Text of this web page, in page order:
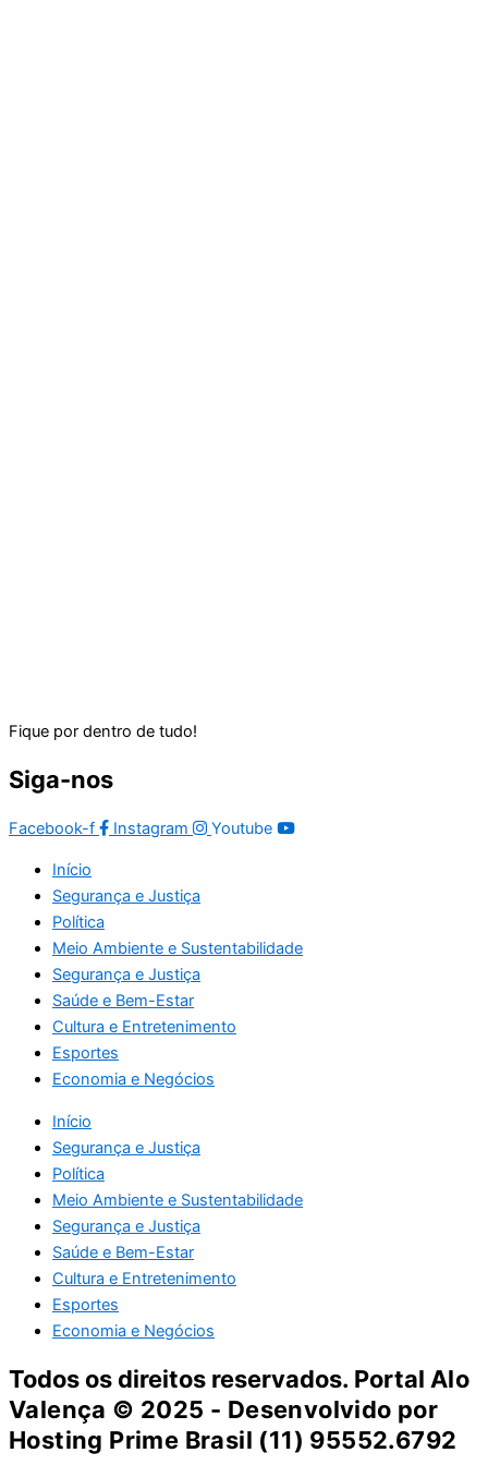
Fique por dentro de tudo!
Siga-nos
Facebook-f Instagram Youtube
Início
Segurança e Justiça
Política
Meio Ambiente e Sustentabilidade
Segurança e Justiça
Saúde e Bem-Estar
Cultura e Entretenimento
Esportes
Economia e Negócios
Início
Segurança e Justiça
Política
Meio Ambiente e Sustentabilidade
Segurança e Justiça
Saúde e Bem-Estar
Cultura e Entretenimento
Esportes
Economia e Negócios
Todos os direitos reservados. Portal Alo
Valença © 2025 - Desenvolvido por
Hosting Prime Brasil (11) 95552.6792